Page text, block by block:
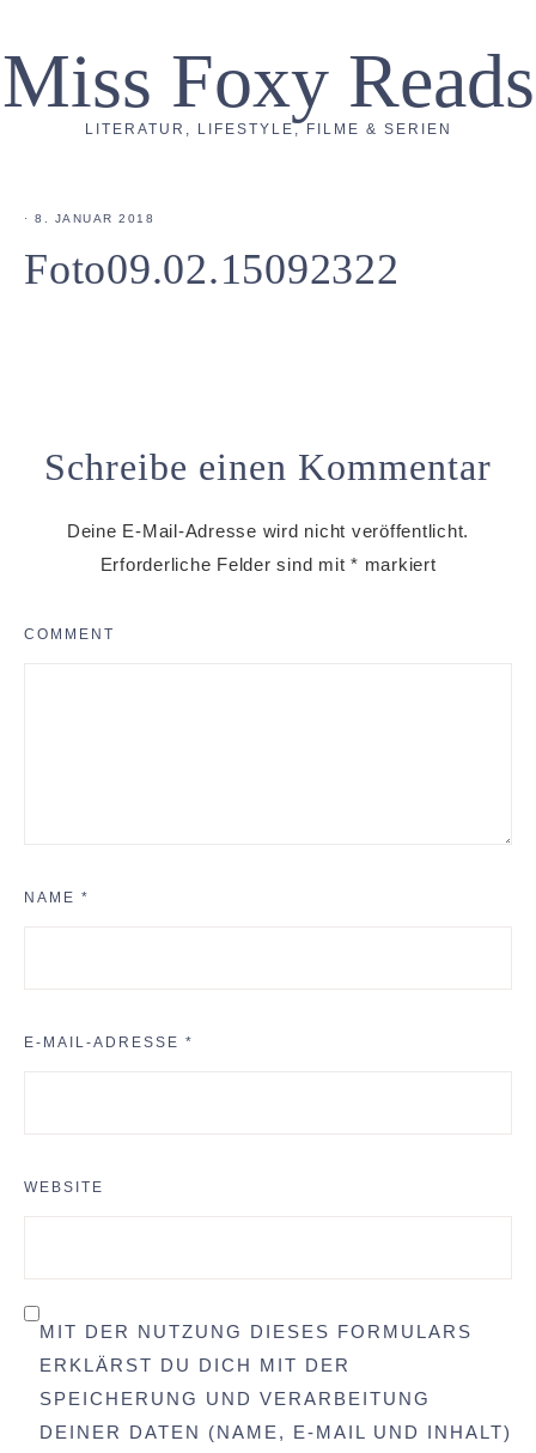
Miss Foxy Reads
LITERATUR, LIFESTYLE, FILME & SERIEN
· 8. JANUAR 2018
Foto09.02.15092322
Schreibe einen Kommentar
Deine E-Mail-Adresse wird nicht veröffentlicht.
Erforderliche Felder sind mit * markiert
COMMENT
NAME *
E-MAIL-ADRESSE *
WEBSITE
MIT DER NUTZUNG DIESES FORMULARS
ERKLÄRST DU DICH MIT DER
SPEICHERUNG UND VERARBEITUNG
DEINER DATEN (NAME, E-MAIL UND INHALT)